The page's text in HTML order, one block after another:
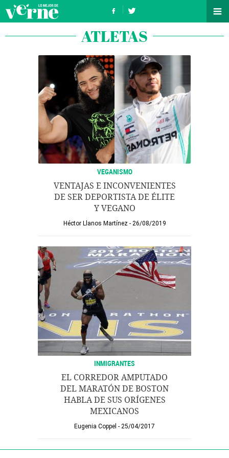
ATLETAS
VEGANISMO
VENTAJAS E INCONVENIENTES
DE SER DEPORTISTA DE ÉLITE
Y VEGANO
Héctor Llanos Martínez 26/08/2019
INMIGRANTES
EL CORREDOR AMPUTADO
DEL MARATÓN DE BOSTON
HABLA DE SUS ORÍGENES
MEXICANOS
Eugenia Coppel 25/04/2017